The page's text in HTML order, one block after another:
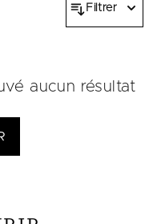
Filtrer
aucun résultat